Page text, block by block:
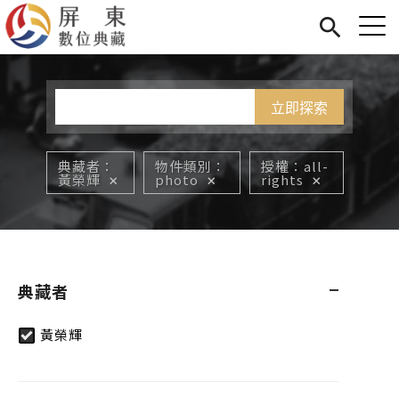
展覽
關於我們
Jump to Main content
您在這裡
典藏者
黃榮輝
物件類別
photo
授權 all-
rights
典藏者
黃榮輝